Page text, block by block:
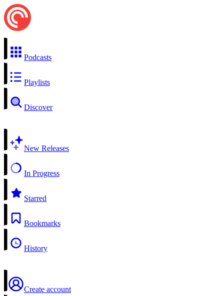
Podcasts
Playlists
Discover
New Releases
In Progress
Starred
Bookmarks
History
Create account